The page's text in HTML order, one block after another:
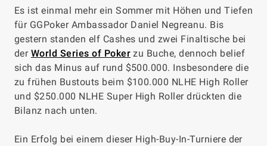
Es ist einmal mehr ein Sommer mit Höhen und Tiefen
für GGPoker Ambassador Daniel Negreanu. Bis
gestern standen elf Cashes und zwei Finaltische bei
der World Series of Poker zu Buche, dennoch belief
sich das Minus auf rund $500.000. Insbesondere die
zu frühen Bustouts beim $100.000 NLHE High Roller
und $250.000 NLHE Super High Roller drückten die
Bilanz nach unten.
Ein Erfolg bei einem dieser High-Buy-In-Turniere der